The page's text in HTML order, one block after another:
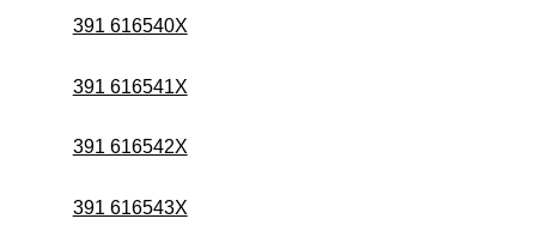
391 616540X
391 616541X
391 616542X
391 616543X